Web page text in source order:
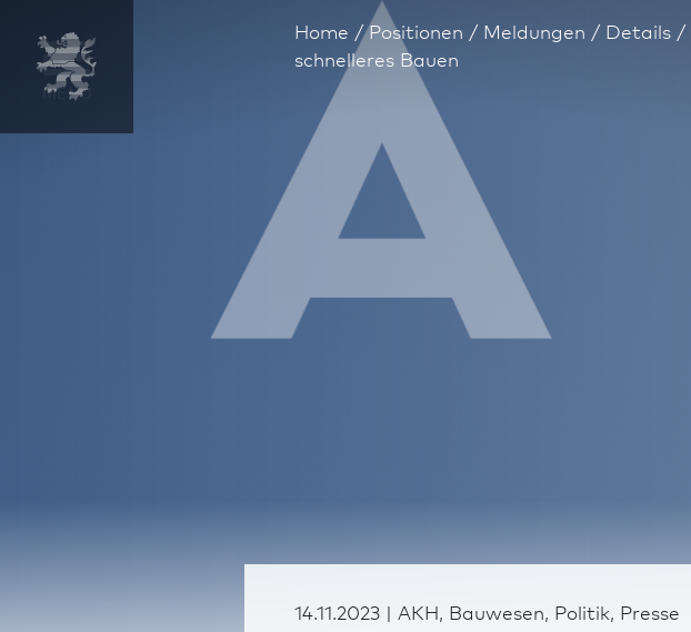
Home Positionen Meldungen Details
schnelleres Bauen
14.11.2023 | AKH, Bauwesen, Politik, Presse